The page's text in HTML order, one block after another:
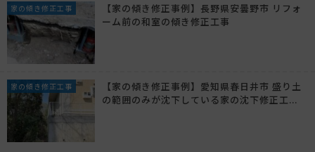
家の傾き修正工事
【家の傾き修正事例】長野県安曇野市 リフォ
ーム前の和室の傾き修正工事
家の傾き修正工事
【家の傾き修正事例】愛知県春日井市 盛り土
の範囲のみが沈下している家の沈下修正工...